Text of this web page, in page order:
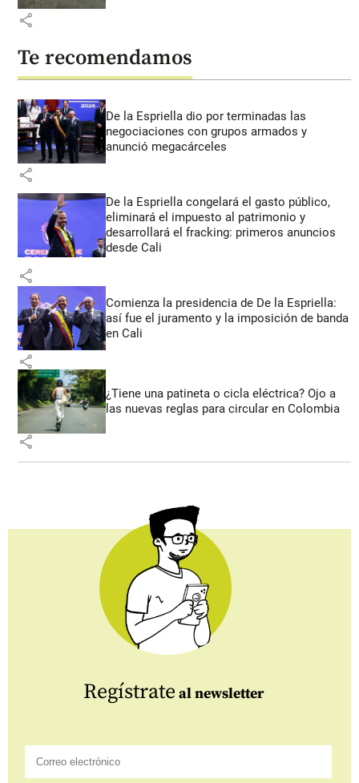
share
Te recomendamos
De la Espriella dio por terminadas las
negociaciones con grupos armados y
anunció megacárceles
share
De la Espriella congelará el gasto público,
eliminará el impuesto al patrimonio y
desarrollará el fracking: primeros anuncios
desde Cali
share
Comienza la presidencia de De la Espriella:
así fue el juramento y la imposición de banda
en Cali
share
¿Tiene una patineta o cicla eléctrica? Ojo a
las nuevas reglas para circular en Colombia
share
Regístrate al newsletter